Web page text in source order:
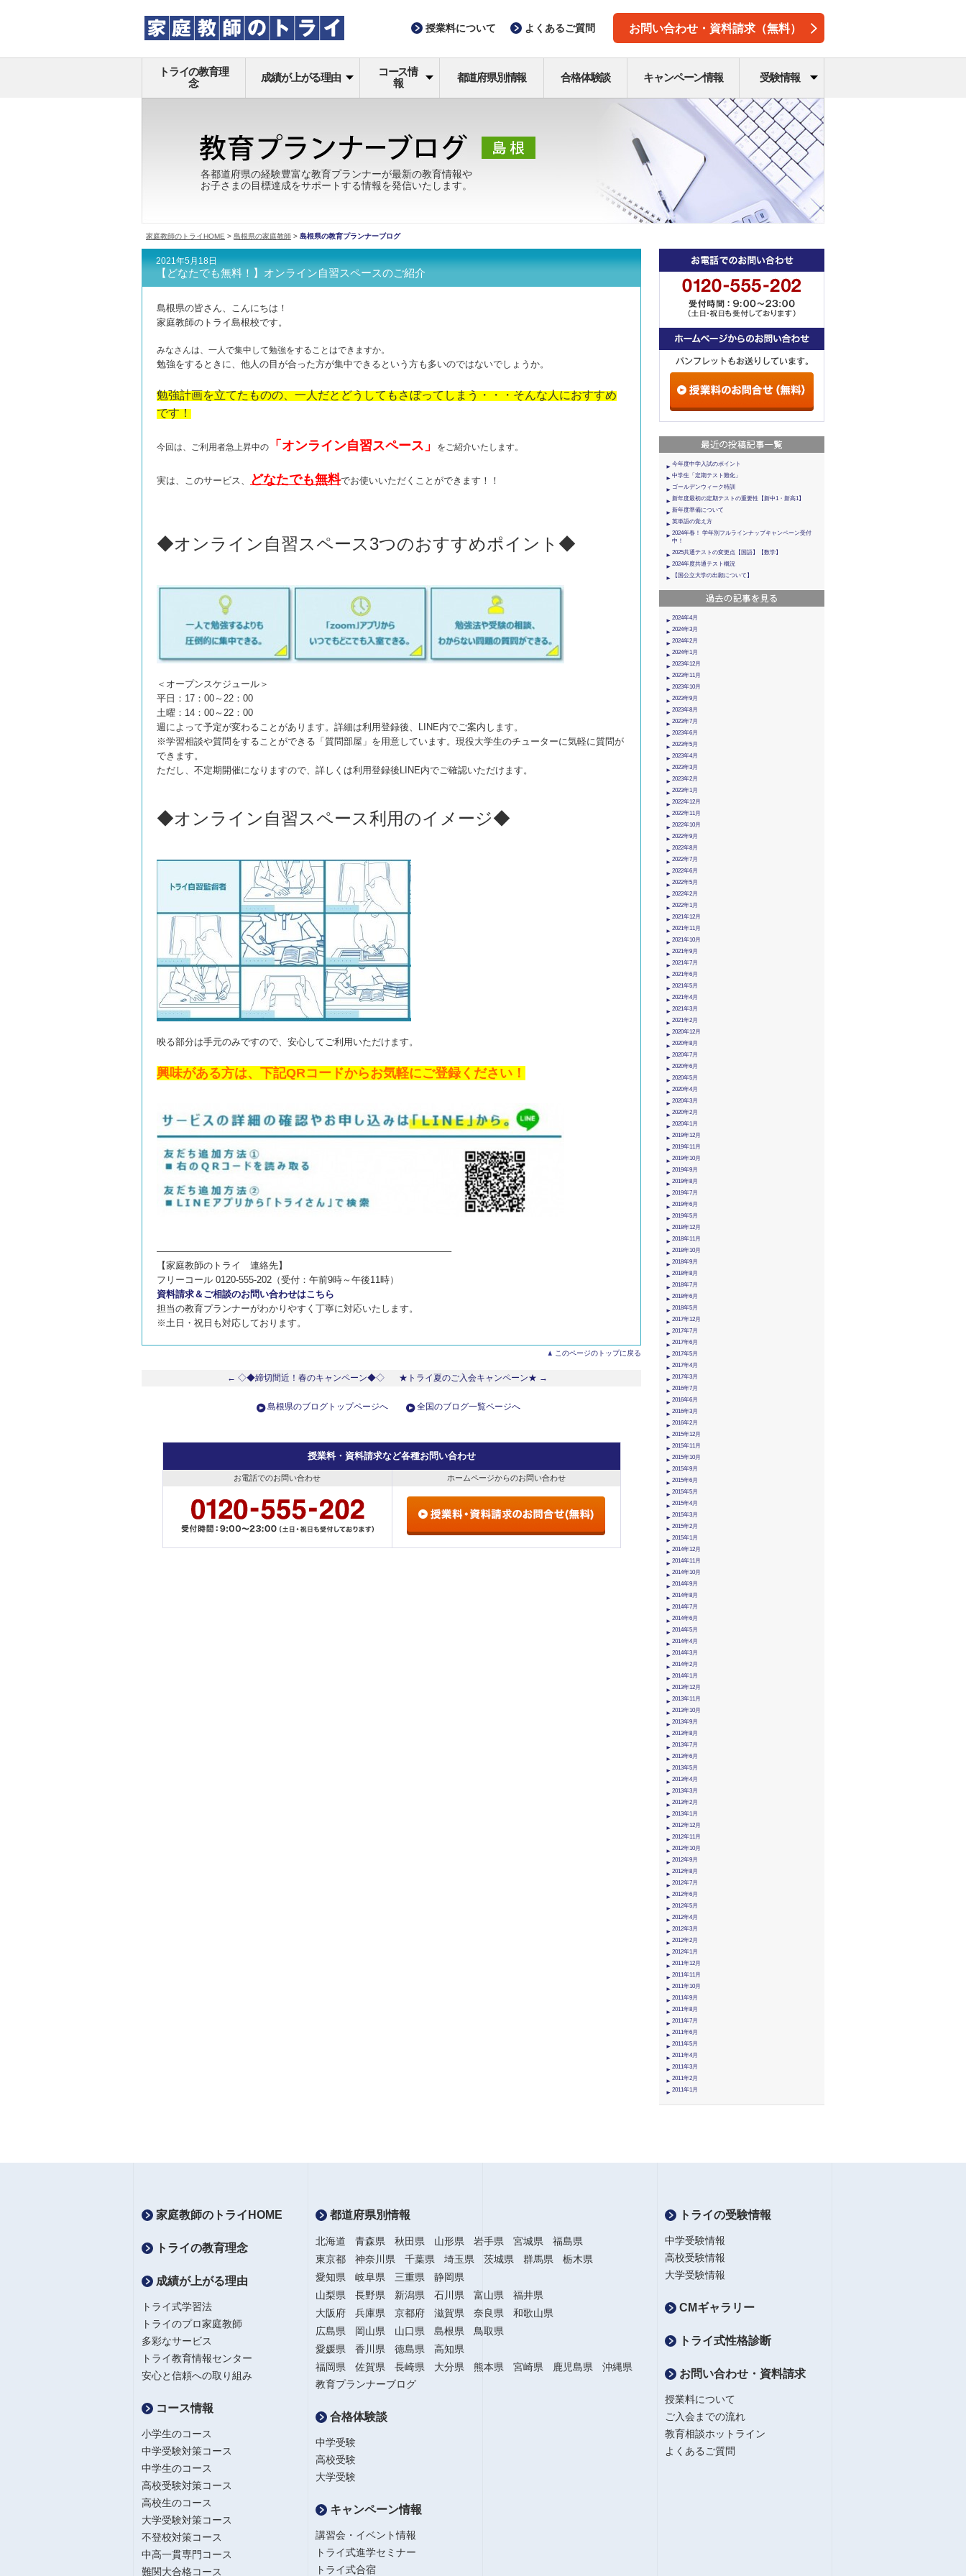
授業料について よくあるご質問 お問い合わせ・資料請求（無料）
トライの教育理
念
成績が上がる理由
コース情
報
都道府県別情報 合格体験談 キャンペーン情報 受験情報
各都道府県の経験豊富な教育プランナーが最新の教育情報や
お子さまの目標達成をサポートする情報を発信いたします。
家庭教師のトライHOME > 島根県の家庭教師 > 島根県の教育プランナーブログ
2021年5月18日
【どなたでも無料！】オンライン自習スペースのご紹介
島根県の皆さん、こんにちは！
家庭教師のトライ島根校です。
みなさんは、一人で集中して勉強をすることはできますか。
勉強をするときに、他人の目が合った方が集中できるという方も多いのではないでしょうか。
勉強計画を立てたものの、一人だとどうしてもさぼってしまう・・・そんな人におすすめ
です！
今回は、ご利用者急上昇中の 「オンライン自習スペース」 をご紹介いたします。
実は、このサービス、 どなたでも無料でお使いいただくことができます！！
◆オンライン自習スペース3つのおすすめポイント◆
＜オープンスケジュール＞
平日：17：00～22：00
土曜：14：00～22：00
週によって予定が変わることがあります。詳細は利用登録後、LINE内でご案内します。
※学習相談や質問をすることができる「質問部屋」を用意しています。現役大学生のチューターに気軽に質問が
できます。
ただし、不定期開催になりますので、詳しくは利用登録後LINE内でご確認いただけます。
◆オンライン自習スペース利用のイメージ◆
映る部分は手元のみですので、安心してご利用いただけます。
興味がある方は、下記QRコードからお気軽にご登録ください！
———————————————————————————————–
【家庭教師のトライ 連絡先】
フリーコール 0120-555-202（受付：午前9時～午後11時）
資料請求＆ご相談のお問い合わせはこちら
担当の教育プランナーがわかりやすく丁寧に対応いたします。
※土日・祝日も対応しております。
このページのトップに戻る
← ◇◆締切間近！春のキャンペーン◆◇ ★トライ夏のご入会キャンペーン★ →
島根県のブログトップページへ 全国のブログ一覧ページへ
授業料・資料請求など各種お問い合わせ
お電話でのお問い合わせ ホームページからのお問い合わせ
今年度中学入試のポイント
中学生「定期テスト難化」
ゴールデンウィーク特訓
新年度最初の定期テストの重要性【新中1・新高1】
新年度準備について
英単語の覚え方
2024年春！ 学年別フルラインナップキャンペーン受付
中！
2025共通テストの変更点【国語】【数学】
2024年度共通テスト概況
【国公立大学の出願について】
2024年4月
2024年3月
2024年2月
2024年1月
2023年12月
2023年11月
2023年10月
2023年9月
2023年8月
2023年7月
2023年6月
2023年5月
2023年4月
2023年3月
2023年2月
2023年1月
2022年12月
2022年11月
2022年10月
2022年9月
2022年8月
2022年7月
2022年6月
2022年5月
2022年2月
2022年1月
2021年12月
2021年11月
2021年10月
2021年9月
2021年7月
2021年6月
2021年5月
2021年4月
2021年3月
2021年2月
2020年12月
2020年8月
2020年7月
2020年6月
2020年5月
2020年4月
2020年3月
2020年2月
2020年1月
2019年12月
2019年11月
2019年10月
2019年9月
2019年8月
2019年7月
2019年6月
2019年5月
2018年12月
2018年11月
2018年10月
2018年9月
2018年8月
2018年7月
2018年6月
2018年5月
2017年12月
2017年7月
2017年6月
2017年5月
2017年4月
2017年3月
2016年7月
2016年6月
2016年3月
2016年2月
2015年12月
2015年11月
2015年10月
2015年9月
2015年6月
2015年5月
2015年4月
2015年3月
2015年2月
2015年1月
2014年12月
2014年11月
2014年10月
2014年9月
2014年8月
2014年7月
2014年6月
2014年5月
2014年4月
2014年3月
2014年2月
2014年1月
2013年12月
2013年11月
2013年10月
2013年9月
2013年8月
2013年7月
2013年6月
2013年5月
2013年4月
2013年3月
2013年2月
2013年1月
2012年12月
2012年11月
2012年10月
2012年9月
2012年8月
2012年7月
2012年6月
2012年5月
2012年4月
2012年3月
2012年2月
2012年1月
2011年12月
2011年11月
2011年10月
2011年9月
2011年8月
2011年7月
2011年6月
2011年5月
2011年4月
2011年3月
2011年2月
2011年1月
家庭教師のトライHOME
トライの教育理念
成績が上がる理由
トライ式学習法
トライのプロ家庭教師
多彩なサービス
トライ教育情報センター
安心と信頼への取り組み
コース情報
小学生のコース
中学受験対策コース
中学生のコース
高校受験対策コース
高校生のコース
大学受験対策コース
不登校対策コース
中高一貫専門コース
難関大合格コース
都道府県別情報
北海道 青森県 秋田県 山形県 岩手県 宮城県
福島県
東京都
神奈川県 千葉県 埼玉県 茨城県 群馬県
栃木県
愛知県
岐阜県 三重県
静岡県
山梨県
長野県 新潟県 石川県 富山県
福井県
大阪府
兵庫県 京都府 滋賀県 奈良県
和歌山県
広島県
岡山県 山口県 島根県
鳥取県
愛媛県
香川県 徳島県
高知県
福岡県
佐賀県 長崎県 大分県 熊本県 宮崎県 鹿児島県
沖縄県
教育プランナーブログ
合格体験談
中学受験
高校受験
大学受験
キャンペーン情報
講習会・イベント情報
トライ式進学セミナー
トライ式合宿
トライの受験情報
中学受験情報
高校受験情報
大学受験情報
CMギャラリー
トライ式性格診断
お問い合わせ・資料請求
授業料について
ご入会までの流れ
教育相談ホットライン
よくあるご質問